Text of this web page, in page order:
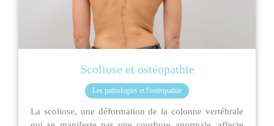
Scoliose et ostéopathie
Les pathologies et l'ostéopathie
La scoliose, une déformation de la colonne vertébrale